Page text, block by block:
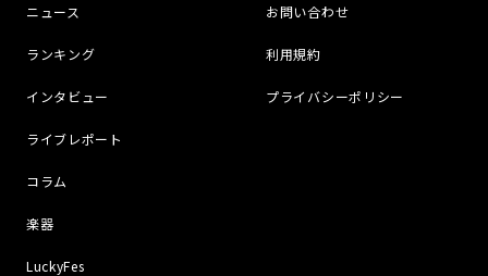
ニュース
ランキング
インタビュー
ライブレポート
コラム
楽器
LuckyFes
お問い合わせ
利用規約
プライバシーポリシー